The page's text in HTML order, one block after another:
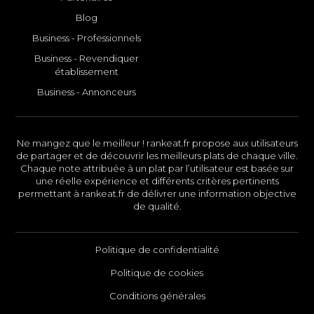
Blog
Business - Professionnels
Business - Revendiquer
établissement
Business - Annonceurs
Ne mangez que le meilleur ! rankeat.fr propose aux utilisateurs
de partager et de découvrir les meilleurs plats de chaque ville.
Chaque note attribuée à un plat par l’utilisateur est basée sur
une réelle expérience et différents critères pertinents
permettant à rankeat.fr de délivrer une information objective
de qualité.
Politique de confidentialité
Politique de cookies
Conditions générales